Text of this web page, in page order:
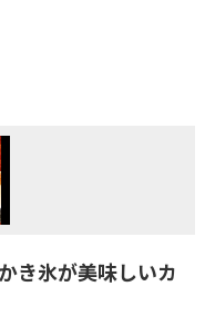
き氷が美味しいカ